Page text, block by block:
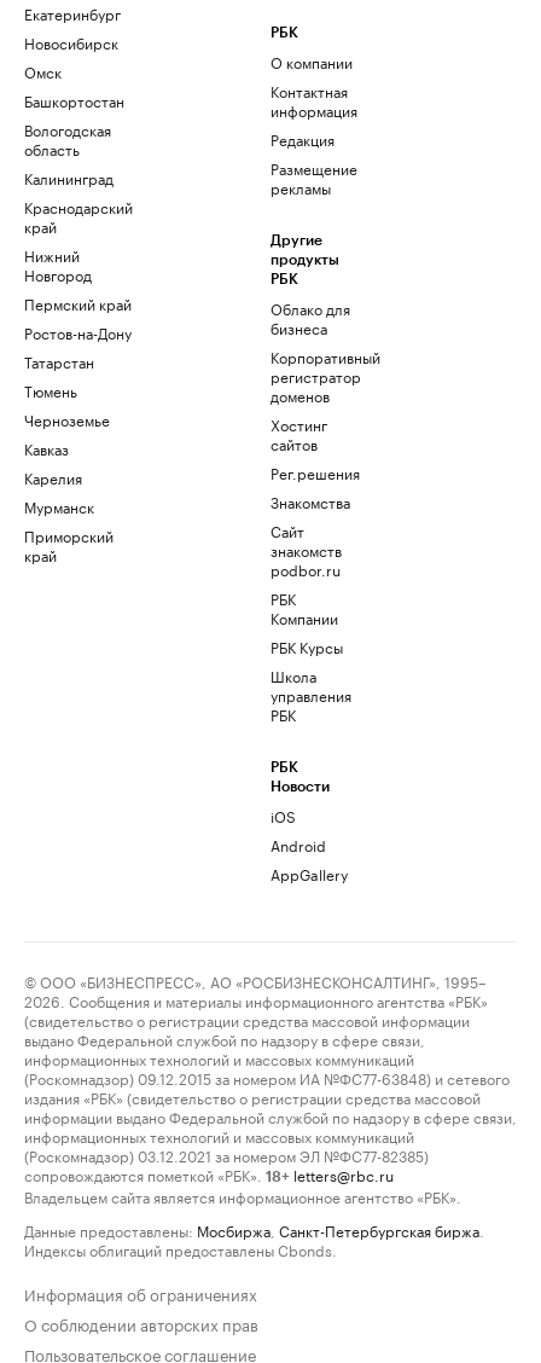
Екатеринбург
Новосибирск
Омск
Башкортостан
Вологодская
область
Калининград
Краснодарский
край
Нижний
Новгород
Пермский край
Ростов-на-Дону
Татарстан
Тюмень
Черноземье
Кавказ
Карелия
Мурманск
Приморский
край
РБК
О компании
Контактная
информация
Редакция
Размещение
рекламы
Другие
продукты
РБК
Облако для
бизнеса
Корпоративный
регистратор
доменов
Хостинг
сайтов
Рег.решения
Знакомства
Сайт
знакомств
podbor.ru
РБК
Компании
РБК Курсы
Школа
управления
РБК
РБК
Новости
iOS
Android
AppGallery
© ООО «БИЗНЕСПРЕСС», АО «РОСБИЗНЕСКОНСАЛТИНГ», 1995–
2026. Сообщения и материалы информационного агентства «РБК»
(свидетельство о регистрации средства массовой информации
выдано Федеральной службой по надзору в сфере связи,
информационных технологий и массовых коммуникаций
(Роскомнадзор) 09.12.2015 за номером ИА №ФС77-63848) и сетевого
издания «РБК» (свидетельство о регистрации средства массовой
информации выдано Федеральной службой по надзору в сфере связи,
информационных технологий и массовых коммуникаций
(Роскомнадзор) 03.12.2021 за номером ЭЛ №ФС77-82385)
сопровождаются пометкой «РБК».
18+ letters@rbc.ru
Владельцем сайта является информационное агентство «РБК».
Данные предоставлены: Мосбиржа Санкт-Петербургская биржа
Индексы облигаций предоставлены Cbonds.
Информация об ограничениях
О соблюдении авторских прав
Пользовательское соглашение